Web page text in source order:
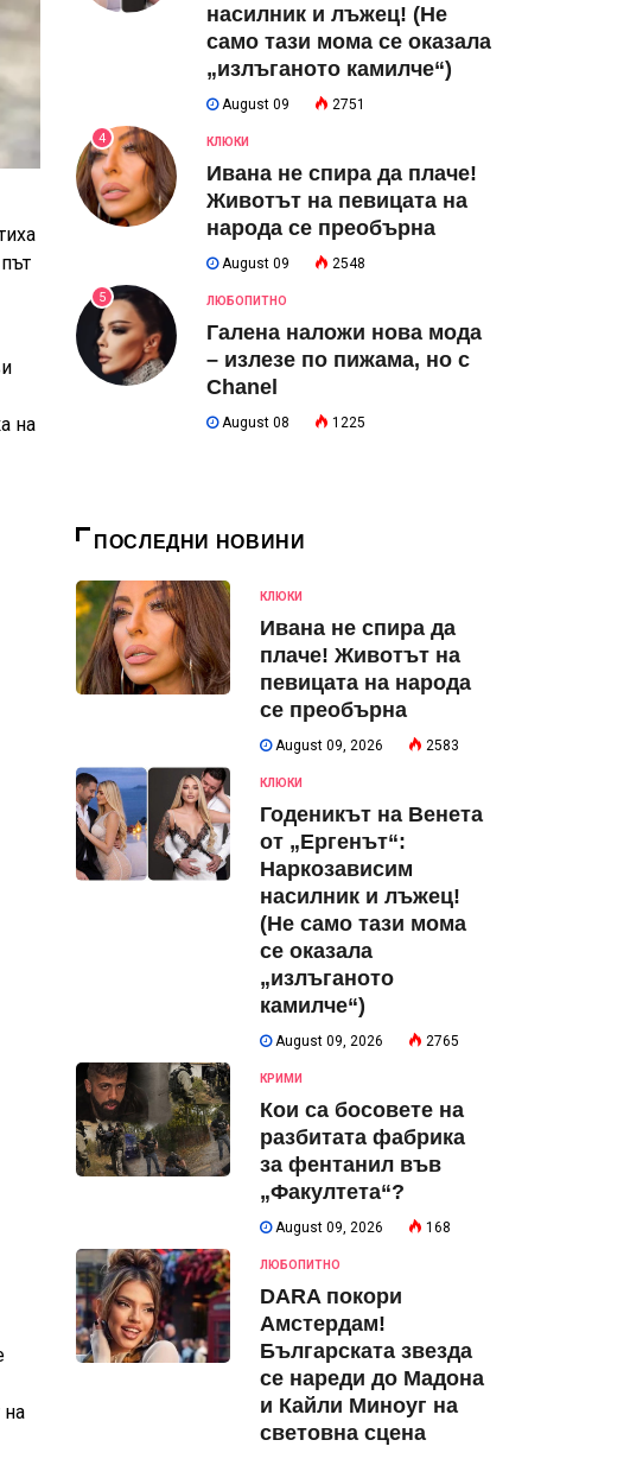
на
на
насилник и лъжец! (Не
само тази мома се оказала
„излъганото камилче“)
August 09 2751
4 КЛЮКИ
Ивана не спира да плаче!
Животът на певицата на
народа се преобърна
August 09 2548
5 ЛЮБОПИТНО
Галена наложи нова мода
– излезе по пижама, но с
Chanel
August 08 1225
ПОСЛЕДНИ НОВИНИ
КЛЮКИ
Ивана не спира да
плаче! Животът на
певицата на народа
се преобърна
August 09, 2026 2583
КЛЮКИ
Годеникът на Венета
от „Ергенът“:
Наркозависим
насилник и лъжец!
(Не само тази мома
се оказала
„излъганото
камилче“)
August 09, 2026 2765
КРИМИ
Кои са босовете на
разбитата фабрика
за фентанил във
„Факултета“?
August 09, 2026 168
ЛЮБОПИТНО
DARA покори
Амстердам!
Българската звезда
се нареди до Мадона
и Кайли Миноуг на
световна сцена